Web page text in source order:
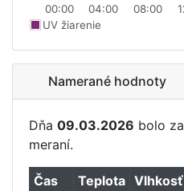
00:00
04:00
08:00
UV žiarenie
Namerané hodnoty
Dňa 09.03.2026 bolo
meraní.
Čas Teplota Vlhkosť